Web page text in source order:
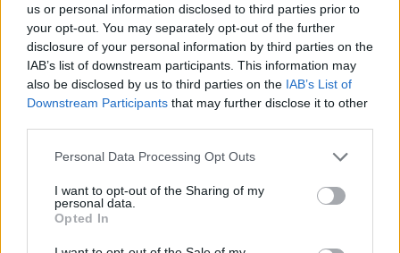
us or personal information disclosed to third parties prior to
your opt-out. You may separately opt-out of the further
disclosure of your personal information by third parties on the
IAB’s list of downstream participants. This information may
also be disclosed by us to third parties on the IAB’s List of
Downstream Participants that may further disclose it to other
Please note that this website/app uses one or more Google
not limited to your visit or usage behaviour. You may click to
grant or deny consent to Google and its third-party tags to
use your data for below specified purposes in below Google
consent section.
Personal Data Processing Opt Outs
I want to opt-out of the Sharing of my
personal data.
Opted In
Tetszett a cikk? Megosztanád?
Link másolása Email küldés
CÍMKÉK: #ANGOL FOCI #PREMIER LEAGUE
#ARSENAL
#TOTTENHAM
Autópiac